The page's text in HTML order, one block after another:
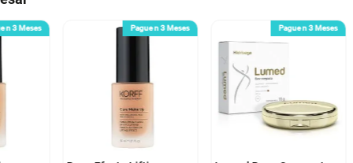
n 3 Meses Pague n 3 Meses Pague n 3 Meses